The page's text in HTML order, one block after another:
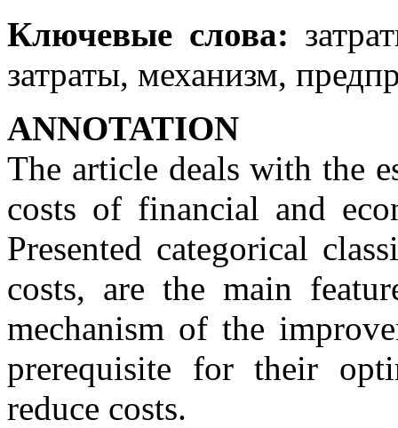
Ключевые слова:
затраты, механизм,
ANNOTATION
The article deals with the
costs of financial and
Presented categorical
costs, are the main
mechanism of the
prerequisite for their
reduce costs.